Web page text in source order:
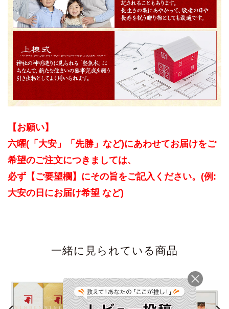
【お願い】
六曜(「大安」「先勝」など)にあわせてお届けをご
希望のご注文につきましては、
必ず【ご要望欄】にその旨をご記入ください。(例:
大安の日にお届け希望 など)
一緒に見られている商品